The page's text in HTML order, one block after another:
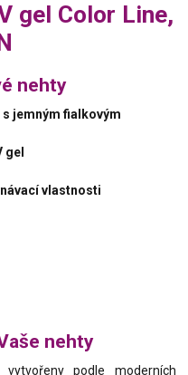
gel Color Line,
nehty
jemným fialkovým
gel
vlastnosti
nehty
podle moderních